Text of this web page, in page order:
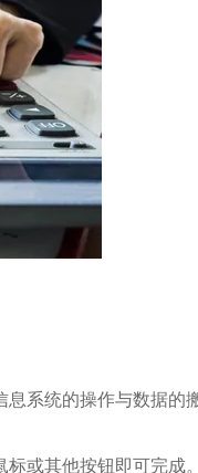
系统的操作与数据的
或其他按钮即可完成